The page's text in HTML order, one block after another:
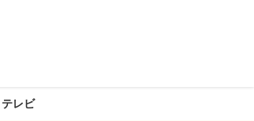
テレビ